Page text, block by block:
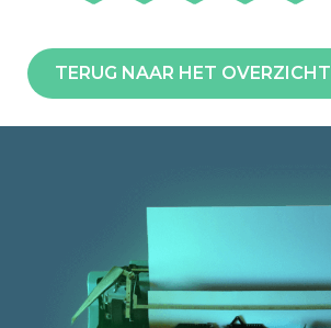
TERUG NAAR HET OVERZICHT